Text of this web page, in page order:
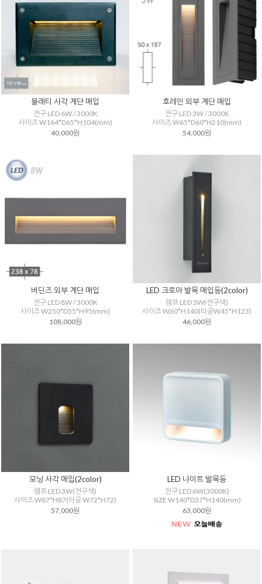
블래티 사각 계단 매입
전구 LED 6W / 3000K
사이즈 W164*D65*H104(mm)
40,000원
호레인 외부 계단 매입
전구 LED 3W / 3000K
사이즈 W65*D60*H210(mm)
54,000원
버딘즈 외부 계단 매입
전구 LED 8W / 3000K
사이즈 W250*D55*H95(mm)
108,000원
LED 크로아 발목 매입등(2color)
램프 LED 3W(전구색)
사이즈 W60*H140(타공W45*H123)
46,000원
모닝 사각 매입(2color)
램프 LED 3W(전구색)
사이즈 W87*H87(타공 W72*H72)
57,000원
LED 나이트 발목등
전구 LED 6W(3000K)
SIZE W140*D37*H140(mm)
63,000원